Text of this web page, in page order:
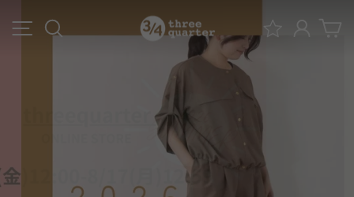
メニュー
3/4
ー
ク
ォ
ログイ